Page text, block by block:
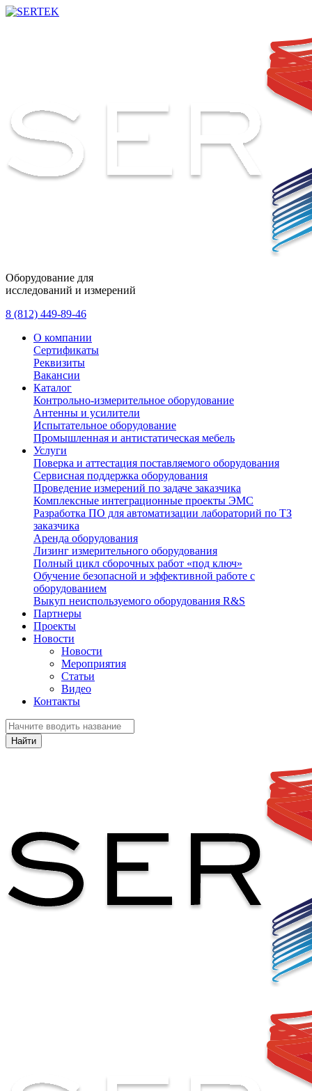
Оборудование для
исследований и измерений
8 (812) 449-89-46
О компании
Сертификаты
Реквизиты
Вакансии
Каталог
Контрольно-измерительное оборудование
Антенны и усилители
Испытательное оборудование
Промышленная и антистатическая мебель
Услуги
Поверка и аттестация поставляемого оборудования
Сервисная поддержка оборудования
Проведение измерений по задаче заказчика
Комплексные интеграционные проекты ЭМС
Разработка ПО для автоматизации лабораторий по ТЗ
заказчика
Аренда оборудования
Лизинг измерительного оборудования
Полный цикл сборочных работ «под ключ»
Обучение безопасной и эффективной работе с
оборудованием
Выкуп неиспользуемого оборудования R&S
Партнеры
Проекты
Новости
Новости
Мероприятия
Статьи
Видео
Контакты
Найти